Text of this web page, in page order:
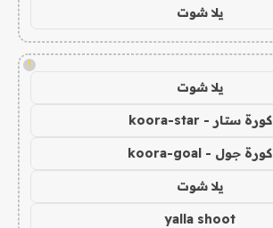
يلا شوت
!
يلا شوت
كورة ستار - koora-star
كورة جول - koora-goal
يلا شوت
yalla shoot